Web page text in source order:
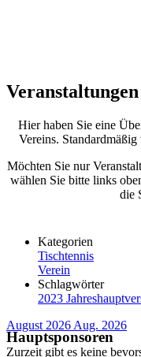
Veranstaltungen
Hier haben Sie eine
Vereins.
Möchten Sie nur
wählen Sie bitte links
die
Kategorien
Tischtennis
Verein
Schlagwörter
2023
August 2026 Aug. 2026
Zurzeit gibt es keine
Hauptsponsoren